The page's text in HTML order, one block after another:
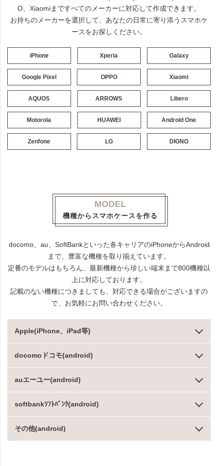
O、Xiaomiまですべてのメーカーに対応して作成できます。
お持ちのメーカーを選択して、あなたの日常に寄り添うスマホケ
ースをお探しください。
iPhone Xperia Galaxy
Google Pixel OPPO Xiaomi
AQUOS ARROWS Libero
Motorola HUAWEI Android One
Zenfone LG DIGNO
MODEL
機種からスマホケースを作る
docomo、au、SoftBankといった各キャリアのiPhoneからAndroid
まで、豊富な機種を取り揃えています。
定番のモデルはもちろん、最新機種から珍しい端末まで800機種以
上に対応しております。
記載のない機種につきましても、対応できる場合がございますの
で、お気軽にお問い合わせください。
Apple(iPhone、iPad等)
docomoドコモ(android)
auエーユー(android)
softbankｿﾌﾄﾊﾞﾝｸ(android)
その他(android)